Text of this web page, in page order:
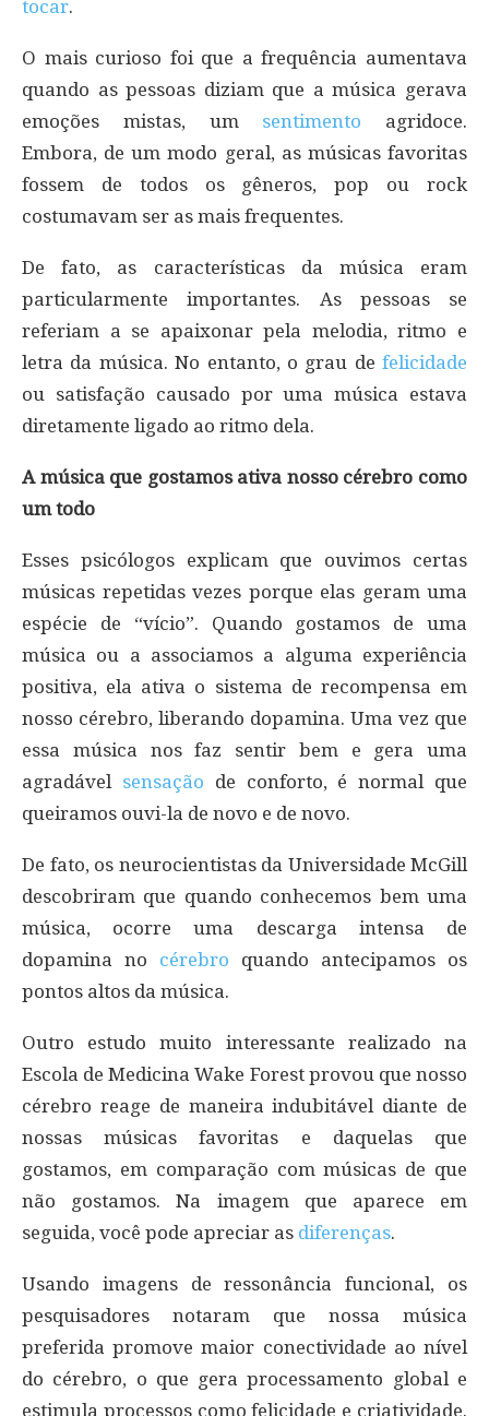
tocar.
O mais curioso foi que a frequência aumentava
quando as pessoas diziam que a música gerava
emoções mistas, um sentimento agridoce.
Embora, de um modo geral, as músicas favoritas
fossem de todos os gêneros, pop ou rock
costumavam ser as mais frequentes.
De fato, as características da música eram
particularmente importantes. As pessoas se
referiam a se apaixonar pela melodia, ritmo e
letra da música. No entanto, o grau de felicidade
ou satisfação causado por uma música estava
diretamente ligado ao ritmo dela.
A música que gostamos ativa nosso cérebro como
um todo
Esses psicólogos explicam que ouvimos certas
músicas repetidas vezes porque elas geram uma
espécie de “vício”. Quando gostamos de uma
música ou a associamos a alguma experiência
positiva, ela ativa o sistema de recompensa em
nosso cérebro, liberando dopamina. Uma vez que
essa música nos faz sentir bem e gera uma
agradável sensação de conforto, é normal que
queiramos ouvi-la de novo e de novo.
De fato, os neurocientistas da Universidade McGill
descobriram que quando conhecemos bem uma
música, ocorre uma descarga intensa de
dopamina no cérebro quando antecipamos os
pontos altos da música.
Outro estudo muito interessante realizado na
Escola de Medicina Wake Forest provou que nosso
cérebro reage de maneira indubitável diante de
nossas músicas favoritas e daquelas que
gostamos, em comparação com músicas de que
não gostamos. Na imagem que aparece em
seguida, você pode apreciar as diferenças.
Usando imagens de ressonância funcional, os
pesquisadores notaram que nossa música
preferida promove maior conectividade ao nível
do cérebro, o que gera processamento global e
estimula processos como felicidade e criatividade.